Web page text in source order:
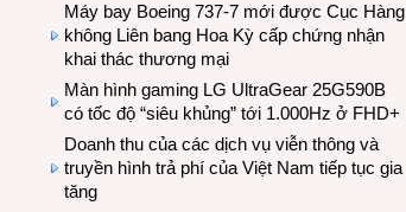
Máy bay Boeing 737-7 mới được Cục Hàng
không Liên bang Hoa Kỳ cấp chứng nhận
khai thác thương mại
Màn hình gaming LG UltraGear 25G590B
có tốc độ “siêu khủng” tới 1.000Hz ở FHD+
Doanh thu của các dịch vụ viễn thông và
truyền hình trả phí của Việt Nam tiếp tục gia
tăng